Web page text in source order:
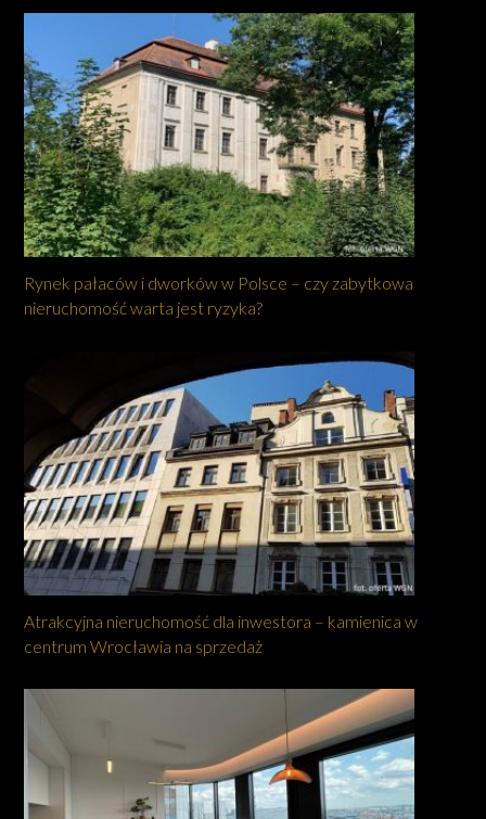
Rynek pałaców i dworków w Polsce – czy zabytkowa
nieruchomość warta jest ryzyka?
Atrakcyjna nieruchomość dla inwestora – kamienica w
centrum Wrocławia na sprzedaż